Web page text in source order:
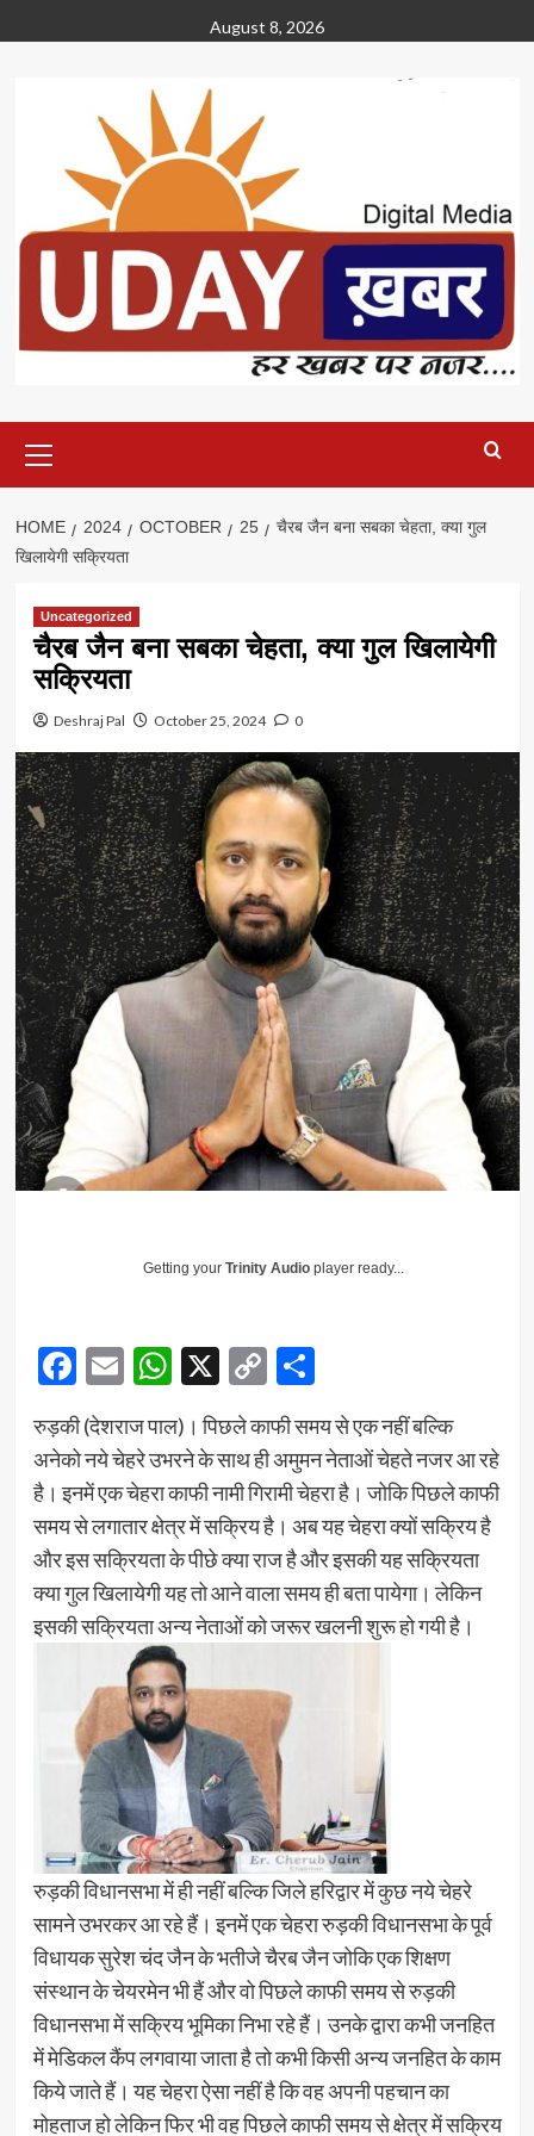
to
August 8, 2026
Menu
HOME 2024 OCTOBER 25
चैरब जैन बना सबका चेहता, क्या गुल
खिलायेगी सक्रियता
Uncategorized
चैरब जैन बना सबका चेहता, क्या गुल खिलायेगी
सक्रियता
Deshraj Pal October 25, 2024 0
Getting your Trinity Audioplayer ready...
Facebook
EmailWhatsApp
X Copy
Link
Share
रुड़की (देशराज पाल)। पिछले काफी समय से एक नहीं बल्कि
अनेको नये चेहरे उभरने के साथ ही अमुमन नेताओं चेहते नजर आ रहे
है। इनमें एक चेहरा काफी नामी गिरामी चेहरा है। जोकि पिछले काफी
समय से लगातार क्षेत्र में सक्रिय है। अब यह चेहरा क्यों सक्रिय है
और इस सक्रियता के पीछे क्या राज है और इसकी यह सक्रियता
क्या गुल खिलायेगी यह तो आने वाला समय ही बता पायेगा। लेकिन
इसकी सक्रियता अन्य नेताओं को जरूर खलनी शुरू हो गयी है।
रुड़की विधानसभा में ही नहीं बल्कि जिले हरिद्वार में कुछ नये चेहरे
सामने उभरकर आ रहे हैं। इनमें एक चेहरा रुड़की विधानसभा के पूर्व
विधायक सुरेश चंद जैन के भतीजे चैरब जैन जोकि एक शिक्षण
संस्थान के चेयरमेन भी हैं और वो पिछले काफी समय से रुड़की
विधानसभा में सक्रिय भूमिका निभा रहे हैं। उनके द्वारा कभी जनहित
में मेडिकल कैंप लगवाया जाता है तो कभी किसी अन्य जनहित के काम
किये जाते हैं। यह चेहरा ऐसा नहीं है कि वह अपनी पहचान का
मोहताज हो लेकिन फिर भी वह पिछले काफी समय से क्षेत्र में सक्रिय